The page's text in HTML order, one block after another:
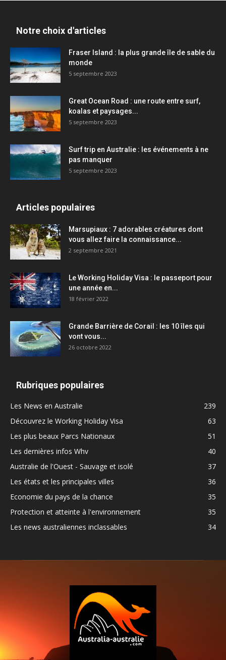
Notre choix d'articles
Fraser Island : la plus grande île de sable du
monde
5 septembre 2023
Great Ocean Road : une route entre surf,
koalas et paysages...
5 septembre 2023
Surf trip en Australie : les événements à ne
pas manquer
5 septembre 2023
Articles populaires
Marsupiaux : 7 adorables créatures dont
vous allez faire la connaissance...
2 septembre 2021
Le Working Holiday Visa : le passeport pour
une année en...
18 février 2022
Grande Barrière de Corail : les 10 îles qui
vont vous...
26 octobre 2022
Rubriques populaires
Les News en Australie
239
Découvrez le Working Holiday Visa
63
Les plus beaux Parcs Nationaux
51
Les dernières infos Whv
40
Australie de l'Ouest - Sauvage et isolé
37
Les états et les principales villes
36
Economie du pays de la chance
35
Protection et atteinte à l'environnement
35
Les news australiennes inclassables
34